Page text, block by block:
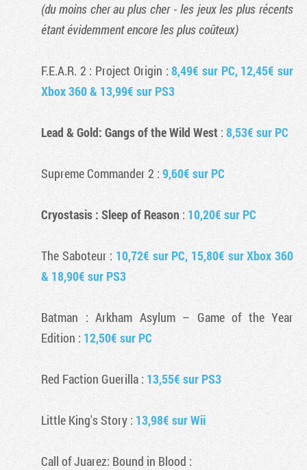
(du moins cher au plus cher - les jeux les plus récents
étant évidemment encore les plus coûteux)
F.E.A.R. 2 : Project Origin :8,49€ sur PC, 12,45€ sur
Xbox 360 & 13,99€ sur PS3
Lead & Gold: Gangs of the Wild West : 8,53€ sur PC
Supreme Commander 2 : 9,60€ sur PC
Cryostasis : Sleep of Reason : 10,20€ sur PC
The Saboteur: 10,72€ sur PC, 15,80€ sur Xbox 360
& 18,90€ sur PS3
Batman : Arkham Asylum– Game of the Year
Edition : 12,50€ sur PC
Red Faction Guerilla : 13,55€ sur PS3
Little King's Story : 13,98€ sur Wii
Call of Juarez: Bound in Blood :